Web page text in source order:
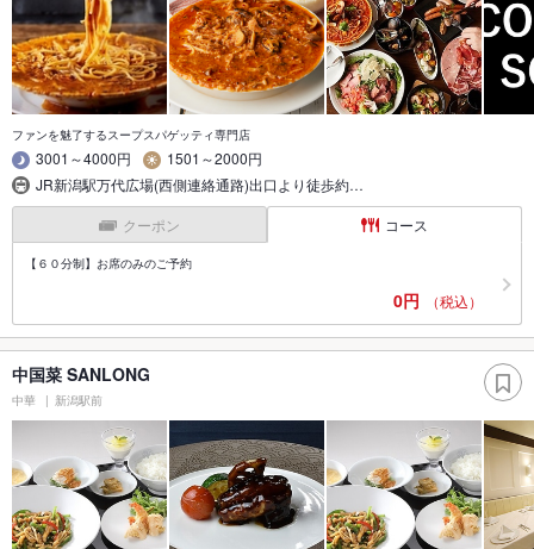
ファンを魅了するスープスパゲッティ専門店
3001～4000円
1501～2000円
JR新潟駅万代広場(西側連絡通路)出口より徒歩約…
クーポン コース
【６０分制】お席のみのご予約
0円 （税込）
中国菜 SANLONG
中華 新潟駅前